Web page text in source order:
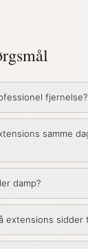
fjernelse?
samme
damp?
extensions sidder